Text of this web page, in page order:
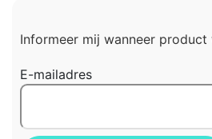
Informeer mij wanneer
E-mailadres